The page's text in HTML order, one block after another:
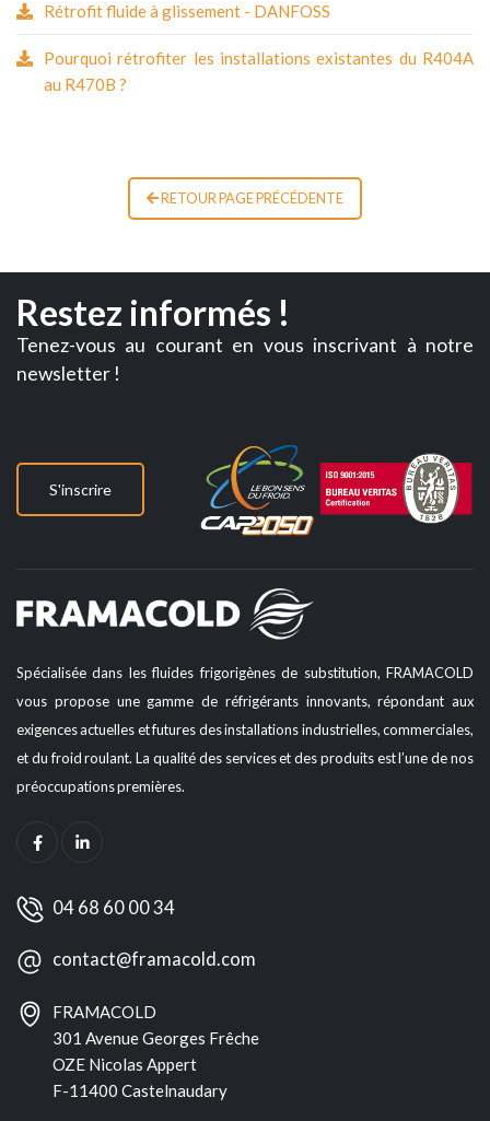
Rétrofit fluide à glissement - DANFOSS
Pourquoi rétrofiter les installations existantes du R404A
au R470B ?
RETOUR PAGE PRÉCÉDENTE
Restez informés !
Tenez-vous au courant en vous inscrivant à notre
newsletter !
S'inscrire
Spécialisée dans les fluides frigorigènes de substitution, FRAMACOLD
vous propose une gamme de réfrigérants innovants, répondant aux
exigences actuelles et futures des installations industrielles, commerciales,
et du froid roulant. La qualité des services et des produits est l’une de nos
préoccupations premières.
04 68 60 00 34
contact@framacold.com
FRAMACOLD
301 Avenue Georges Frêche
OZE Nicolas Appert
F-11400 Castelnaudary